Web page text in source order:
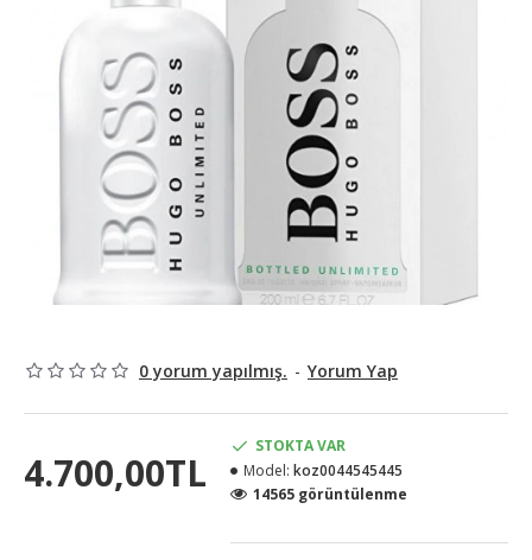
0 yorum yapılmış. - Yorum Yap
4.700,00TL
STOKTA VAR
Model: koz0044545445
14565 görüntülenme